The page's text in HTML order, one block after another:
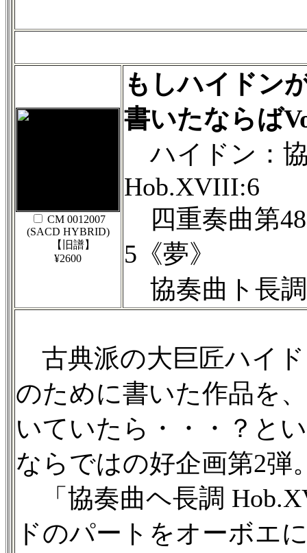
CM 0012007
(SACD HYBRID)
【旧譜】
¥2600
もしハイドン
書いたならば
ハイドン：
Hob.XVIII:6
四重奏曲第
5《夢》
協奏曲ト長
古典派の大巨匠ハイ
のために書いた作品を
いていたら・・・？と
ならではの好企画第2弾
「協奏曲ヘ長調
ドのパートをオーボエ